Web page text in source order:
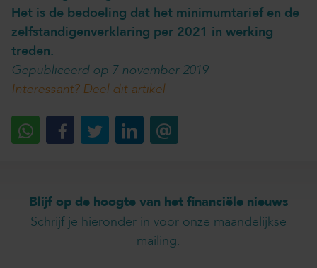
Het is de bedoeling dat het minimumtarief en de
zelfstandigenverklaring per 2021 in werking
treden.
Gepubliceerd op 7 november 2019
Interessant? Deel dit artikel
Blijf op de hoogte van het financiële nieuws
Schrijf je hieronder in voor onze maandelijkse
mailing.